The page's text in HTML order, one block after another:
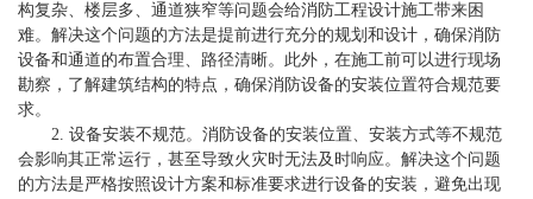
构复杂、楼层多、通道狭窄等问题会给消防工程设计施工带来困
难。解决这个问题的方法是提前进行充分的规划和设计，确保消防
设备和通道的布置合理、路径清晰。此外，在施工前可以进行现场
勘察，了解建筑结构的特点，确保消防设备的安装位置符合规范要
求。
2. 设备安装不规范。消防设备的安装位置、安装方式等不规范
会影响其正常运行，甚至导致火灾时无法及时响应。解决这个问题
的方法是严格按照设计方案和标准要求进行设备的安装，避免出现